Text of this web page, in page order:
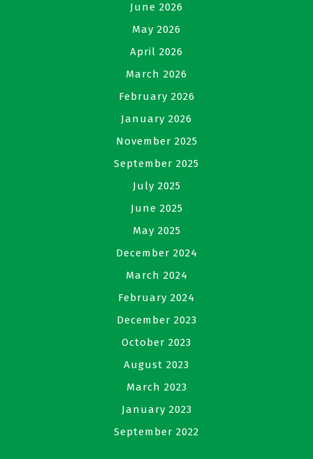
June 2026
May 2026
April 2026
March 2026
February 2026
January 2026
November 2025
September 2025
July 2025
June 2025
May 2025
December 2024
March 2024
February 2024
December 2023
October 2023
August 2023
March 2023
January 2023
September 2022